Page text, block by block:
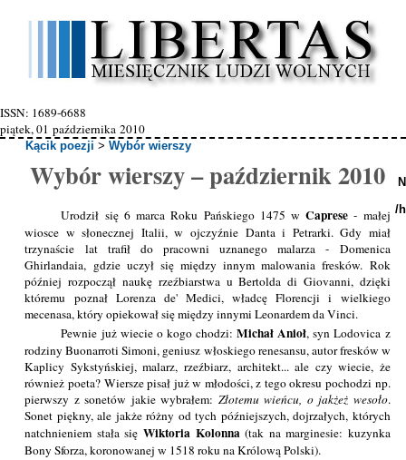
ISSN: 1689-6688
piątek, 01 października 2010
Kącik poezji >Wybór wierszy
Wybór wierszy – październik 2010
Urodził się 6 marca Roku Pańskiego 1475 wCaprese - małej
wiosce w słonecznej Italii, w ojczyźnie Danta i Petrarki. Gdy miał
trzynaście lat trafił do pracowni uznanego malarza - Domenica
Ghirlandaia, gdzie uczył się między innym malowania fresków. Rok
później rozpoczął naukę rzeźbiarstwa u Bertolda di Giovanni, dzięki
któremu poznał Lorenza de' Medici, władcę Florencji i wielkiego
mecenasa, który opiekował się między innymi Leonardem da Vinci.
Pewnie już wiecie o kogo chodzi:Michał Anioł, syn Lodovica z
rodziny Buonarroti Simoni, geniusz włoskiego renesansu, autor fresków w
Kaplicy Sykstyńskiej, malarz, rzeźbiarz, architekt... ale czy wiecie, że
również poeta? Wiersze pisał już w młodości, z tego okresu pochodzi np.
pierwszy z sonetów jakie wybrałem: Złotemu wieńcu, o jakżeż wesoło.
Sonet piękny, ale jakże różny od tych późniejszych, dojrzałych, których
natchnieniem stała się Wiktoria Kolonna(tak na marginesie: kuzynka
Bony Sforza, koronowanej w 1518 roku na Królową Polski).
/